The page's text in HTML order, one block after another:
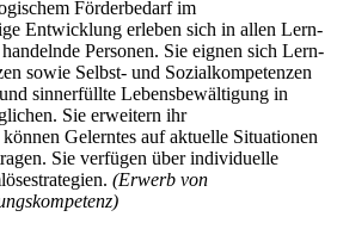
Förderbedarf im
Entwicklung erleben sich in allen Lern-
Personen. Sie eignen sich Lern-
sowie Selbst- und Sozialkompetenzen
sinnerfüllte Lebensbewältigung in
Sie erweitern ihr
Gelerntes auf aktuelle Situationen
Sie verfügen über individuelle
(Erwerb von